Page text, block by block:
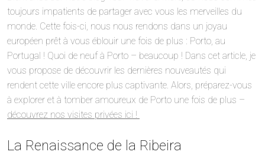
toujours impatients de partager avec vous les merveilles du
monde. Cette fois-ci, nous nous rendons dans un joyau
européen prêt à vous éblouir une fois de plus : Porto, au
Portugal ! Quoi de neuf à Porto – beaucoup ! Dans cet article, je
vous propose de découvrir les dernières nouveautés qui
rendent cette ville encore plus captivante. Alors, préparez-vous
à explorer et à tomber amoureux de Porto une fois de plus –
découvrez nos visites privées ici !
La Renaissance de la Ribeira